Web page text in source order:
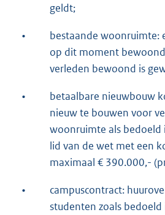
geldt;
•
bestaande woonruimte:
op dit moment
verleden bewoond is
•
betaalbare nieuwbouw
nieuw te bouwen voor
woonruimte als bedoeld
lid van de wet met een
maximaal € 390.000,-
•
campuscontract:
studenten zoals